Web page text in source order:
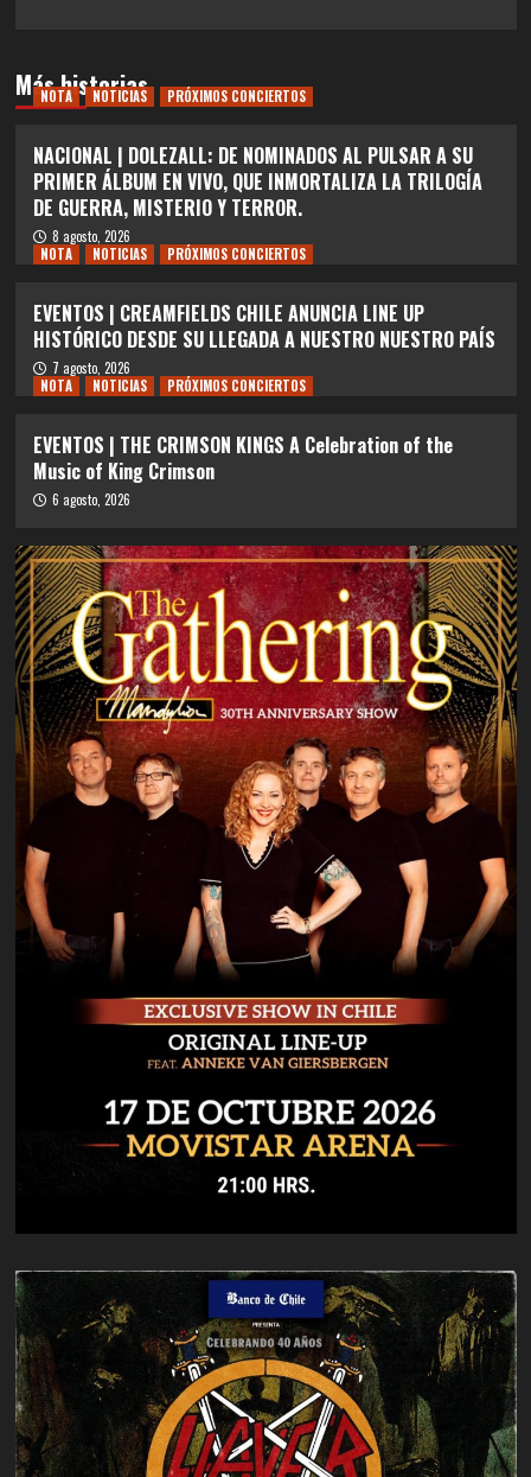
Más historias
NOTA NOTICIAS PRÓXIMOS CONCIERTOS
NACIONAL | DOLEZALL: DE NOMINADOS AL PULSAR A SU
PRIMER ÁLBUM EN VIVO, QUE INMORTALIZA LA TRILOGÍA
DE GUERRA, MISTERIO Y TERROR.
8 agosto, 2026
NOTA
NOTICIAS PRÓXIMOS CONCIERTOS
EVENTOS | CREAMFIELDS CHILE ANUNCIA LINE UP
HISTÓRICO DESDE SU LLEGADA A NUESTRO NUESTRO PAÍS
7 agosto, 2026
NOTA
NOTICIAS PRÓXIMOS CONCIERTOS
EVENTOS | THE CRIMSON KINGS A Celebration of the
Music of King Crimson
6 agosto, 2026